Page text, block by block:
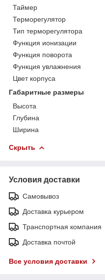
Таймер
Терморегулятор
Тип терморегулятора
Функция ионизации
Функция поворота
Функция увлажнения
Цвет корпуса
Габаритные размеры
Высота
Глубина
Ширина
Скрыть
Условия доставки
Самовывоз
Доставка курьером
Транспортная компания
Доставка почтой
Все условия доставки